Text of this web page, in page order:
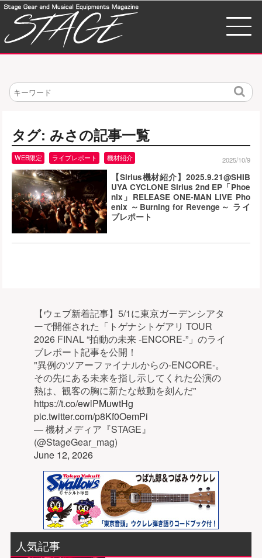
検
タグ: みさの記事一覧
【Sirius機材紹介】2025.9.21@SHIB
UYA CYCLONE Sirius 2nd EP「Phoe
nix」RELEASE ONE-MAN LIVE Pho
enix ～Burning for Revenge～ ライ
ブレポート
WEB限定 ライブレポート 機材紹介 2025/10/9
【ウェブ新着記事】5/1に東京ガーデンシアタ
ーで開催された「トゲナシトゲアリ TOUR
2026 FINAL “拍動の未来 -ENCORE-”」のライ
ブレポート記事を公開！
"異例のツアーファイナルからの-ENCORE-。
その先にある未来を指し示してくれた公演の
熱は、観客の胸に新たな鼓動を刻んだ"
https://t.co/ewlPMuwtHg
pic.twitter.com/p8Kf0OemPi
— 機材メディア『STAGE』
(@StageGear_mag)
June 12, 2026
人気記事